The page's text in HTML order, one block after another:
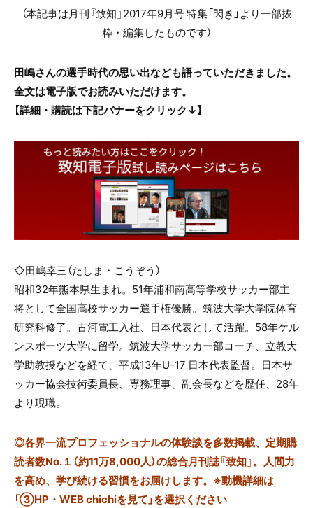
（本記事は月刊『致知』2017年9月号 特集「閃き」より一部抜
粋・編集したものです）
田嶋さんの選手時代の思い出なども語っていただきました。
全文は電子版でお読みいただけます。
【詳細・購読は下記バナーをクリック↓】
◇田嶋幸三（たしま・こうぞう）
昭和32年熊本県生まれ。51年浦和南高等学校サッカー部主
将として全国高校サッカー選手権優勝。筑波大学大学院体育
研究科修了。古河電工入社、日本代表として活躍。58年ケル
ンスポーツ大学に留学。筑波大学サッカー部コーチ、立教大
学助教授などを経て、平成13年U-17 日本代表監督。日本サ
ッカー協会技術委員長、専務理事、副会長などを歴任、28年
より現職。
◎各界一流プロフェッショナルの体験談を多数掲載、定期購
読者数No.１（約11万8,000人）の総合月刊誌『致知』。人間力
を高め、学び続ける習慣をお届けします。※動機詳細は
「③HP・WEB chichiを見て」を選択ください